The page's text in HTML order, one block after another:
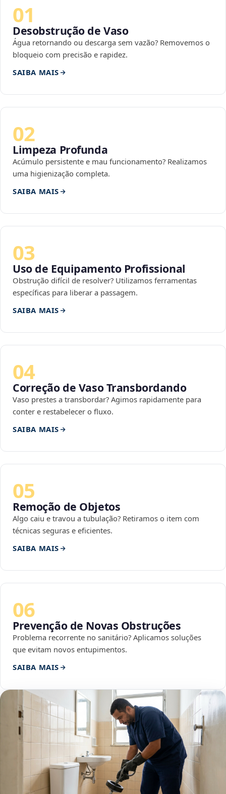
01
Desobstrução de Vaso
Água retornando ou descarga sem vazão? Removemos o
bloqueio com precisão e rapidez.
SAIBA MAIS
02
Limpeza Profunda
Acúmulo persistente e mau funcionamento? Realizamos
uma higienização completa.
SAIBA MAIS
03
Uso de Equipamento Profissional
Obstrução difícil de resolver? Utilizamos ferramentas
específicas para liberar a passagem.
SAIBA MAIS
04
Correção de Vaso Transbordando
Vaso prestes a transbordar? Agimos rapidamente para
conter e restabelecer o fluxo.
SAIBA MAIS
05
Remoção de Objetos
Algo caiu e travou a tubulação? Retiramos o item com
técnicas seguras e eficientes.
SAIBA MAIS
06
Prevenção de Novas Obstruções
Problema recorrente no sanitário? Aplicamos soluções
que evitam novos entupimentos.
SAIBA MAIS